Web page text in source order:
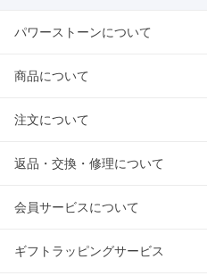
パワーストーンについて
商品について
注文について
返品・交換・修理について
会員サービスについて
ギフトラッピングサービス